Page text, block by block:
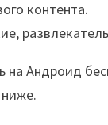
контента.
на Андроид